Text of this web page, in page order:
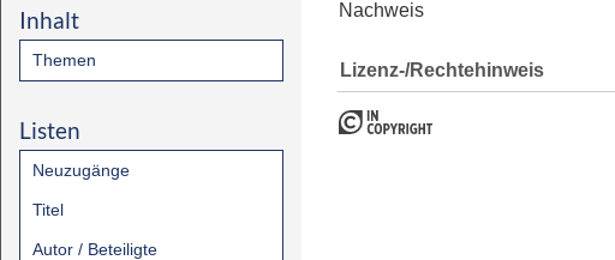
Inhalt
Themen
Listen
Neuzugänge
Titel
Autor / Beteiligte
Nachweis
Lizenz-/Rechtehinweis